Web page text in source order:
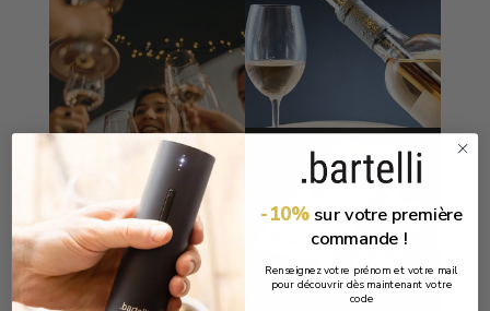
-10%sur votre première
commande !
Renseignez votre prénom et votre mail
pour découvrir dès maintenant votre
code